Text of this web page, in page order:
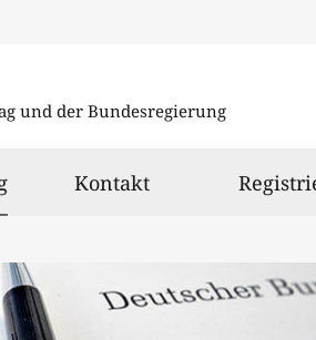
und der Bundesregierung
ausgewählt
Kontakt